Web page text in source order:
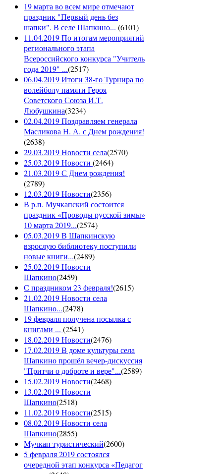
19 марта во всем мире отмечают
праздник "Первый день без
шапки". В селе Шапкино... (6101)
11.04.2019 По итогам мероприятий
регионального этапа
Всероссийского конкурса "Учитель
года 2019" ...(2517)
06.04.2019 Итоги 38-го Турнира по
волейболу памяти Героя
Советского Союза И.Т.
Любушкина(3234)
02.04.2019 Поздравляем генерала
Масликова Н. А. с Днем рождения!
(2638)
29.03.2019 Новости села(2570)
25.03.2019 Новости (2464)
21.03.2019 С Днем рождения!
(2789)
12.03.2019 Новости(2356)
В р.п. Мучкапский состоится
праздник «Проводы русской зимы»
10 марта 2019...(2574)
05.03.2019 В Шапкинскую
взрослую библиотеку поступили
новые книги...(2489)
25.02.2019 Новости
Шапкино(2459)
С праздником 23 февраля!(2615)
21.02.2019 Новости села
Шапкино...(2478)
19 февраля получена посылка с
книгами ... (2541)
18.02.2019 Новости(2476)
17.02.2019 В доме культуры села
Шапкино прошёл вечер-дискуссия
"Притчи о доброте и вере"...(2589)
15.02.2019 Новости(2468)
13.02.2019 Новости
Шапкино(2518)
11.02.2019 Новости(2515)
08.02.2019 Новости села
Шапкино(2855)
Мучкап туристический(2600)
5 февраля 2019 состоялся
очередной этап конкурса «Педагог